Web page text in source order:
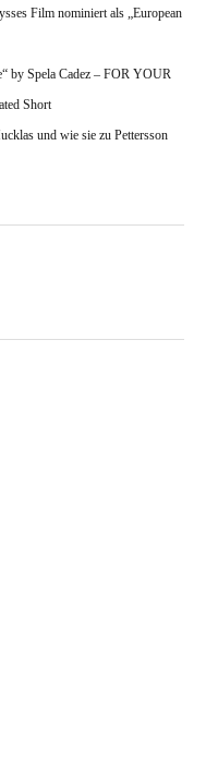
Film nominiert als „European
by Spela Cadez – FOR YOUR
Short
und wie sie zu Pettersson